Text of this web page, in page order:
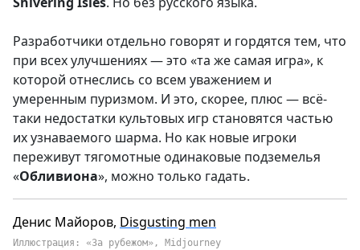
Разработчики отдельно говорят и гордятся тем, что
при всех улучшениях — это «та же самая игра», к
которой отнеслись со всем уважением и
умеренным пуризмом. И это, скорее, плюс — всё-
таки недостатки культовых игр становятся частью
их узнаваемого шарма. Но как новые игроки
переживут тягомотные одинаковые подземелья
«Обливиона», можно только гадать.
Денис Майоров, Disgusting men
Иллюстрация: «За рубежом», Midjourney